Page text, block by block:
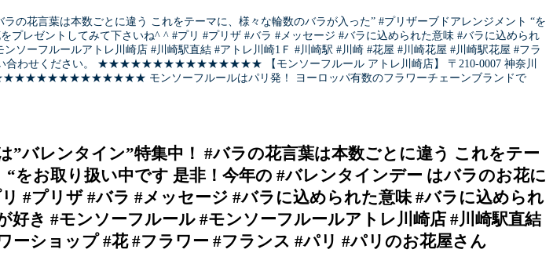
の花言葉は本数ごとに違う これをテーマに、様々な輪数のバラが入った” #プリザーブドアレンジメント “を
レゼントしてみて下さいね^ ^ #プリ #プリザ #バラ #メッセージ #バラに込められた意味 #バラに込められ
ソーフルールアトレ川崎店 #川崎駅直結 #アトレ川崎1Ｆ #川崎駅 #川崎 #花屋 #川崎花屋 #川崎駅花屋 #フラ
問い合わせください。 ★★★★★★★★★★★★★★★ 【モンソーフルール アトレ川崎店】 〒210-0007 神奈川
★★★★★★★★★★★★★★★ モンソーフルールはパリ発！ ヨーロッパ有数のフラワーチェーンブランドで
バレンタイン”特集中！ #バラの花言葉は本数ごとに違う これをテー
お取り扱い中です 是非！今年の #バレンタインデー はバラのお花に
#プリザ #バラ #メッセージ #バラに込められた意味 #バラに込められ
き #モンソーフルール #モンソーフルールアトレ川崎店 #川崎駅直結
ーショップ #花 #フラワー #フランス #パリ #パリのお花屋さん